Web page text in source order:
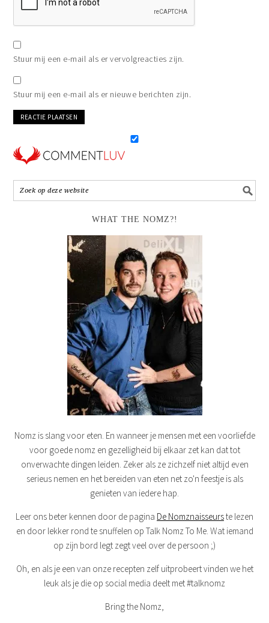
Stuur mij een e-mail als er vervolgreacties zijn.
Stuur mij een e-mail als er nieuwe berichten zijn.
WHAT THE NOMZ?!
Nomz is slang voor eten. En wanneer je mensen met een voorliefde
voor goede nomz en gezelligheid bij elkaar zet kan dat tot
onverwachte dingen leiden. Zeker als ze zichzelf niet altijd even
serieus nemen en het bereiden van eten net zo'n feestje is als
genieten van iedere hap.
Leer ons beter kennen door de pagina De Nomznaisseurste lezen
en door lekker rond te snuffelen op Talk Nomz To Me. Wat iemand
op zijn bord legt zegt veel over de persoon ;)
Oh, en als je een van onze recepten zelf uitprobeert vinden we het
leuk als je die op social media deelt met #talknomz
Bring the Nomz,